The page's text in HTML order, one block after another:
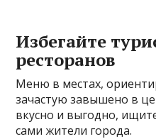
Избегайте
ресторанов
Меню в местах,
зачастую завышено в
вкусно и выгодно,
сами жители города.